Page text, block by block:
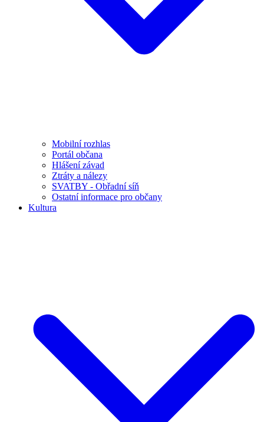
Mobilní rozhlas
Portál občana
Hlášení závad
Ztráty a nálezy
SVATBY - Obřadní síň
Ostatní informace pro občany
Kultura